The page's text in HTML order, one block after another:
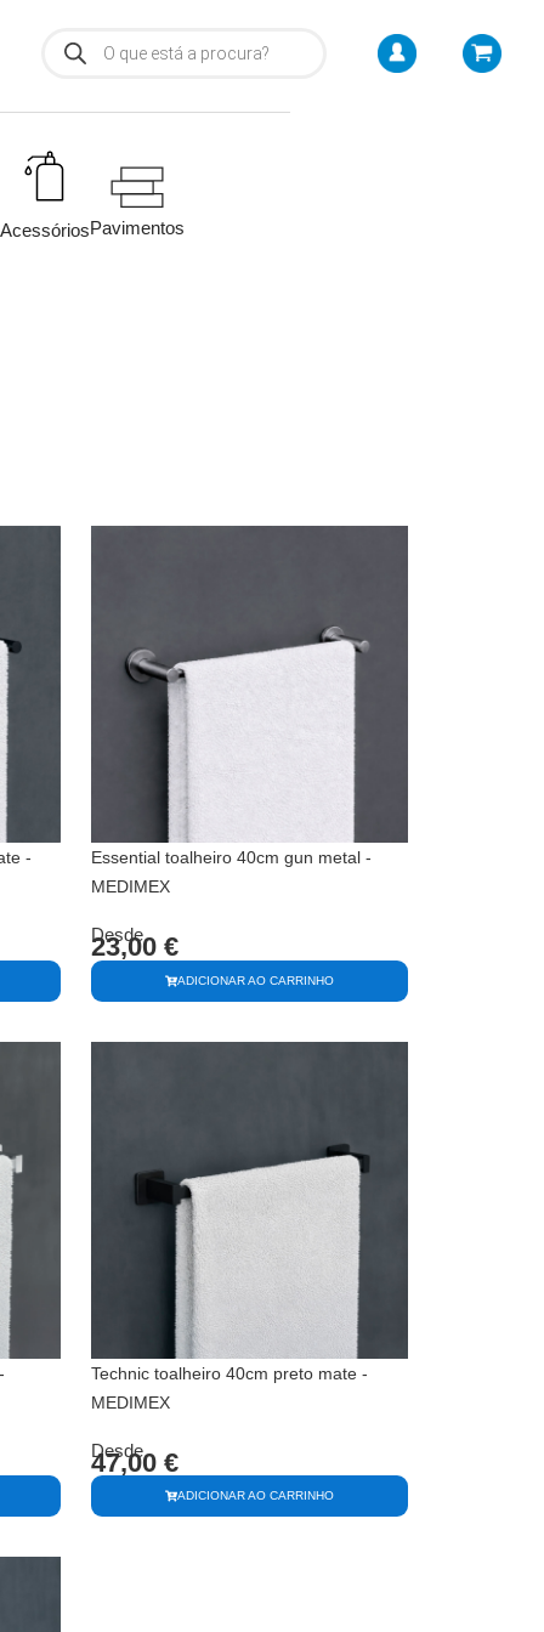
AcessóriosPavimentos
-
Essential toalheiro 40cm gun metal -
MEDIMEX
ADICIONAR AO CARRINHO
Desde
23,00 €
Technic toalheiro 40cm preto mate -
MEDIMEX
ADICIONAR AO CARRINHO
Desde
47,00 €